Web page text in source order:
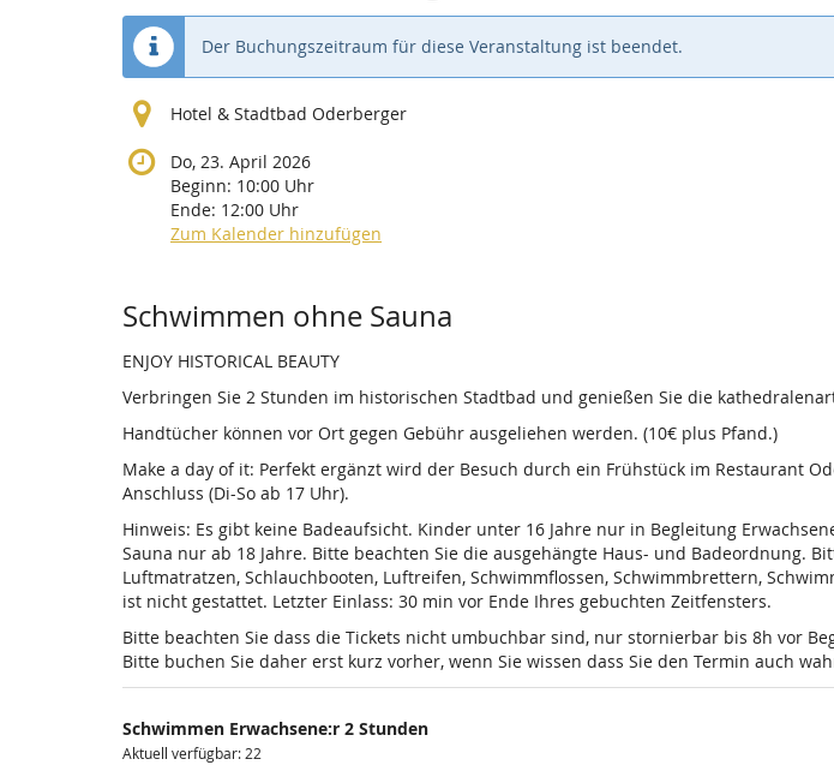
Der Buchungszeitraum für diese Veranstaltung ist beendet.
Hotel & Stadtbad Oderberger
Do, 23. April 2026
Beginn: 10:00 Uhr
Ende: 12:00 Uhr
Zum Kalender hinzufügen
Produkte
Schwimmen ohne Sauna
ENJOY HISTORICAL BEAUTY
Verbringen Sie 2 Stunden im historischen Stadtbad und genießen Sie die
Handtücher können vor Ort gegen Gebühr ausgeliehen werden. (10€ plus Pfand.)
Make a day of it: Perfekt ergänzt wird der Besuch durch ein Frühstück im Restaurant
Anschluss (Di-So ab 17 Uhr).
Hinweis: Es gibt keine Badeaufsicht. Kinder unter 16 Jahre nur in Begleitung
Sauna nur ab 18 Jahre. Bitte beachten Sie die ausgehängte Haus- und Badeordnung.
Luftmatratzen, Schlauchbooten, Luftreifen, Schwimmflossen, Schwimmbrettern,
ist nicht gestattet. Letzter Einlass: 30 min vor Ende Ihres gebuchten Zeitfensters.
Bitte beachten Sie dass die Tickets nicht umbuchbar sind, nur stornierbar bis 8h vor
Bitte buchen Sie daher erst kurz vorher, wenn Sie wissen dass Sie den Termin auch
Schwimmen Erwachsene:r 2 Stunden
Aktuell verfügbar: 22